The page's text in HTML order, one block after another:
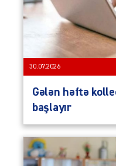
30.07.2026
Gələn həftə
başlayır